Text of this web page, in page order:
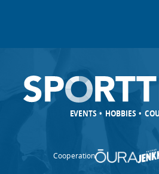
EVENTS • HOBBIES •
Cooperation